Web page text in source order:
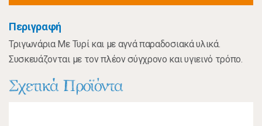
Περιγραφή
Τριγωνάρια Με Τυρί και με αγνά παραδοσιακά υλικά.
Συσκευάζονται με τον πλέον σύγχρονο και υγιεινό τρόπο.
Σχετικά Προϊόντα